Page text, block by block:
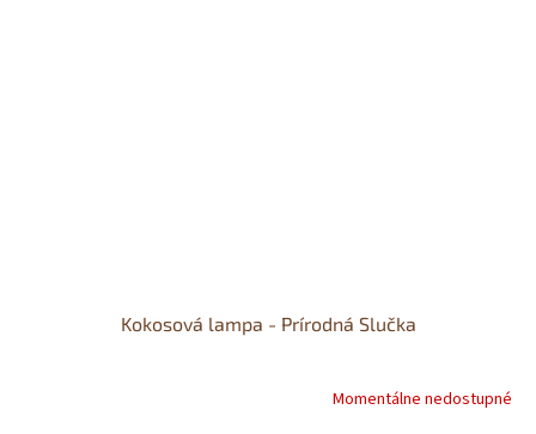
Kokosová lampa - Prírodná Slučka
Momentálne nedostupné